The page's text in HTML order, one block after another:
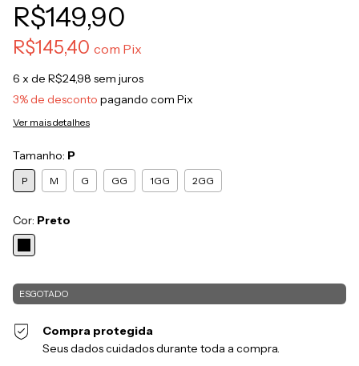
R$149,90
R$145,40 com Pix
6 x de R$24,98 sem juros
3% de desconto pagando com Pix
Ver mais detalhes
Tamanho: P
P M G GG 1GG 2GG
Cor: Preto
Compra protegida
Seus dados cuidados durante toda a compra.